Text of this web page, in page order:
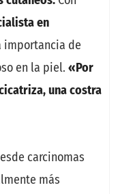
en
importancia de
en la piel. «Por
una costra
carcinomas
más